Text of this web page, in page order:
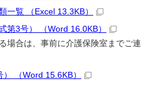
一覧 （Excel 13.3KB）
第3号） （Word 16.0KB）
場合は、事前に介護保険室までご連
（Word 15.6KB）